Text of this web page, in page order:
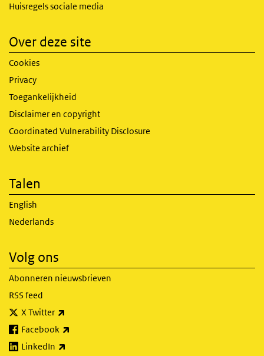
Huisregels sociale media
Over deze site
Cookies
Privacy
Toegankelijkheid
Disclaimer en copyright
Coordinated Vulnerability Disclosure
Website archief
Talen
English
Nederlands
Volg ons
Abonneren nieuwsbrieven
RSS feed
X Twitter
Facebook
LinkedIn